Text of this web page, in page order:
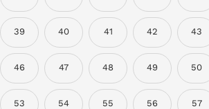
39 40 41 42 43
46 47 48 49 50
53 54 55 56 57